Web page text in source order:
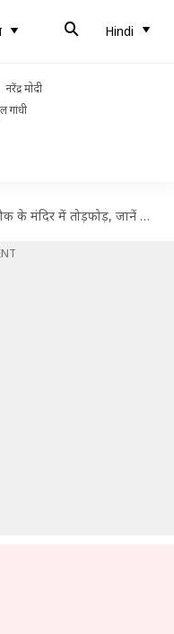
Hindi
नरेंद्र मोदी
गांधी
में तोड़फोड़, जानें कैसे शुरू हुआ सांप्रदायिक तनाव